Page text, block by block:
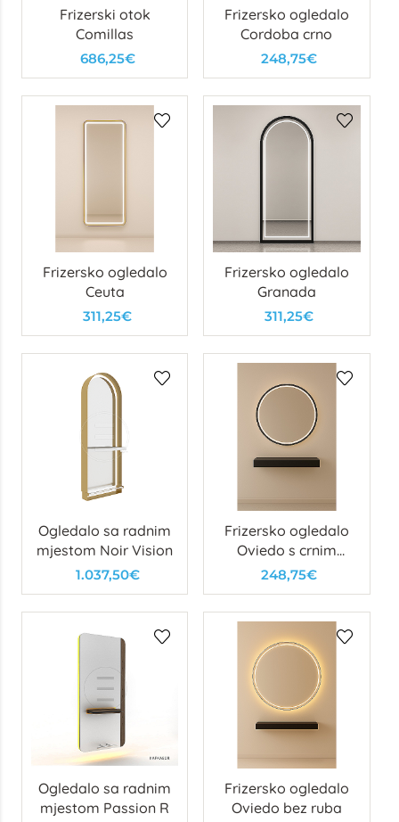
Frizerski otok
Comillas
686,25€
Frizersko ogledalo
Cordoba crno
248,75€
Frizersko ogledalo
Ceuta
311,25€
Frizersko ogledalo
Granada
311,25€
Ogledalo sa radnim
mjestom Noir Vision
1.037,50€
Frizersko ogledalo
Oviedo s crnim
rubom
248,75€
Ogledalo sa radnim
mjestom Passion R
Frizersko ogledalo
Oviedo bez ruba